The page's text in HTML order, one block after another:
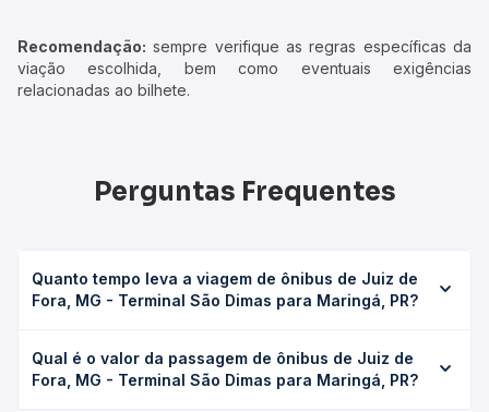
Recomendação: sempre verifique as regras específicas da
viação escolhida, bem como eventuais exigências
relacionadas ao bilhete.
Perguntas Frequentes
Quanto tempo leva a viagem de ônibus de Juiz de
Fora, MG - Terminal São Dimas para Maringá, PR?
Dimas para Maringá, PR leva em média 20h 15min,
podendo variar conforme a viação, o tipo de serviço
Qual é o valor da passagem de ônibus de Juiz de
Fora, MG - Terminal São Dimas para Maringá, PR?